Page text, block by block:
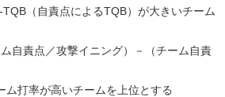
（自責点によるTQB）が大きいチーム
自責点／攻撃イニング）－（チーム自責
打率が高いチームを上位とする